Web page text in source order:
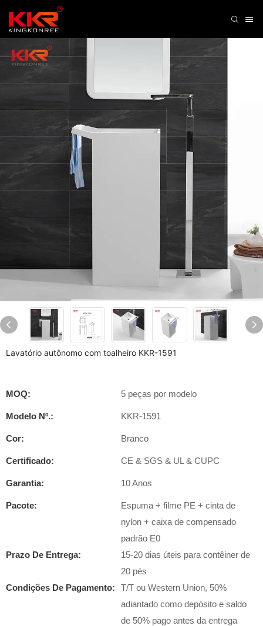
Lavatório autônomo com toalheiro KKR-1591
MOQ: 5 peças por modelo
Modelo Nº.: KKR-1591
Cor: Branco
Certificado: CE & SGS & UL & CUPC
Garantia: 10 Anos
Pacote:
Espuma + filme PE + cinta de
nylon + caixa de compensado
padrão E0
Prazo De Entrega:
15-20 dias úteis para contêiner de
20 pés
Condições De Pagamento:
T/T ou Western Union, 50%
adiantado como depósito e saldo
de 50% pago antes da entrega